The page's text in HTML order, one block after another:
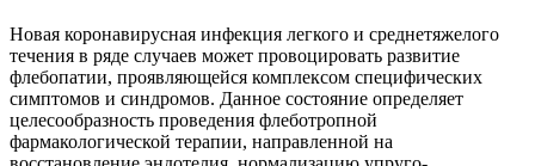
Новая коронавирусная инфекция легкого и среднетяжелого
течения в ряде случаев может провоцировать развитие
флебопатии, проявляющейся комплексом специфических
симптомов и синдромов. Данное состояние определяет
целесообразность проведения флеботропной
фармакологической терапии, направленной на